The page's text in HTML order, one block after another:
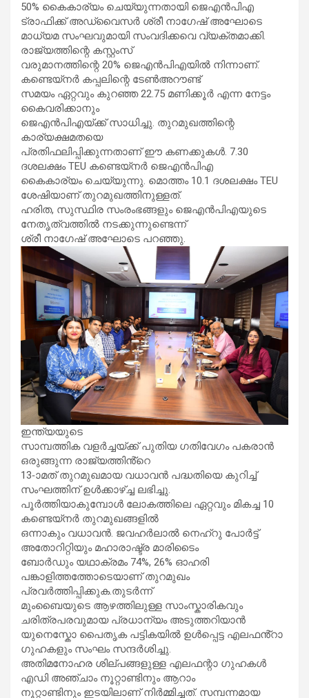
50% കൈകാര്യം ചെയ്യുന്നതായി ജെഎൻപിഎ
ട്രാഫിക്ക് അഡ്വൈസർ ശ്രീ നാ​ഗേഷ് അഘോടെ
മാധ്യമ സംഘവുമായി സംവദിക്കവെ വ്യക്തമാക്കി.
രാജ്യത്തിന്റെ കസ്റ്റംസ്
വരുമാനത്തിന്റെ 20% ജെഎൻപിഎയിൽ നിന്നാണ്.
കണ്ടെയ്നർ കപ്പലിന്റെ ടേൺഅറൗണ്ട്
സമയം ഏറ്റവും കുറഞ്ഞ 22.75 മണിക്കൂർ എന്ന നേട്ടം
കൈവരിക്കാനും
ജെഎൻപിഎയ്ക്ക് സാധിച്ചു. തുറമുഖത്തിന്റെ
കാര്യക്ഷമതയെ
പ്രതിഫലിപ്പിക്കുന്നതാണ് ഈ കണക്കുകൾ. 7.30
ദശലക്ഷം TEU കണ്ടെയ്നർ ജെഎൻപിഎ
കൈകാര്യം ചെയ്യുന്നു. മൊത്തം 10.1 ദശലക്ഷം TEU
ശേഷിയാണ് തുറമുഖത്തിനുള്ളത്.
ഹരിത, സുസ്ഥിര സംരംഭങ്ങളും ജെഎൻപിഎയുടെ
നേതൃത്വത്തിൽ നടക്കുന്നുണ്ടെന്ന്
ശ്രീ നാ​ഗേഷ് അഘോടെ പറഞ്ഞു.
ഇന്ത്യയുടെ
സാമ്പത്തിക വളർച്ചയ്ക്ക് പുതിയ ​ഗതിവേ​ഗം പകരാൻ
ഒരുങ്ങുന്ന രാജ്യത്തിൻ്റെ
13-ാമത് തുറമുഖമായ വധാവൻ പദ്ധതിയെ കുറിച്ച്
സംഘത്തിന് ഉൾക്കാഴ്ച്ച ലഭിച്ചു.
പൂർത്തിയാകുമ്പോൾ ലോകത്തിലെ ഏറ്റവും മികച്ച 10
കണ്ടെയ്നർ തുറമുഖങ്ങളിൽ
ഒന്നാകും വധാവൻ. ജവഹർലാൽ നെഹ്റു പോർട്ട്
അതോറിറ്റിയും മഹാരാഷ്ട്ര മാരിടൈം
ബോർഡും യഥാക്രമം 74%, 26% ഓഹരി
പങ്കാളിത്തത്തോടെയാണ് തുറമുഖം
പ്രവർത്തിപ്പിക്കുക.തുടർന്ന്
മുംബൈയുടെ ആഴത്തിലുള്ള സാംസ്കാരികവും
ചരിത്രപരവുമായ പ്രധാന്യം അടുത്തറിയാൻ
യുനെസ്കോ പൈതൃക പട്ടികയിൽ ഉൾപ്പെട്ട എലഫൻ്റാ ​
ഗുഹകളും സംഘം സന്ദർശിച്ചു.
അതിമനോഹര ശില്പങ്ങളുള്ള എലഫന്റാ ഗുഹകൾ
എഡി അഞ്ചാം നൂറ്റാണ്ടിനും ആറാം
നൂറ്റാണ്ടിനും ഇടയിലാണ് നിർമ്മിച്ചത്. സമ്പന്നമായ